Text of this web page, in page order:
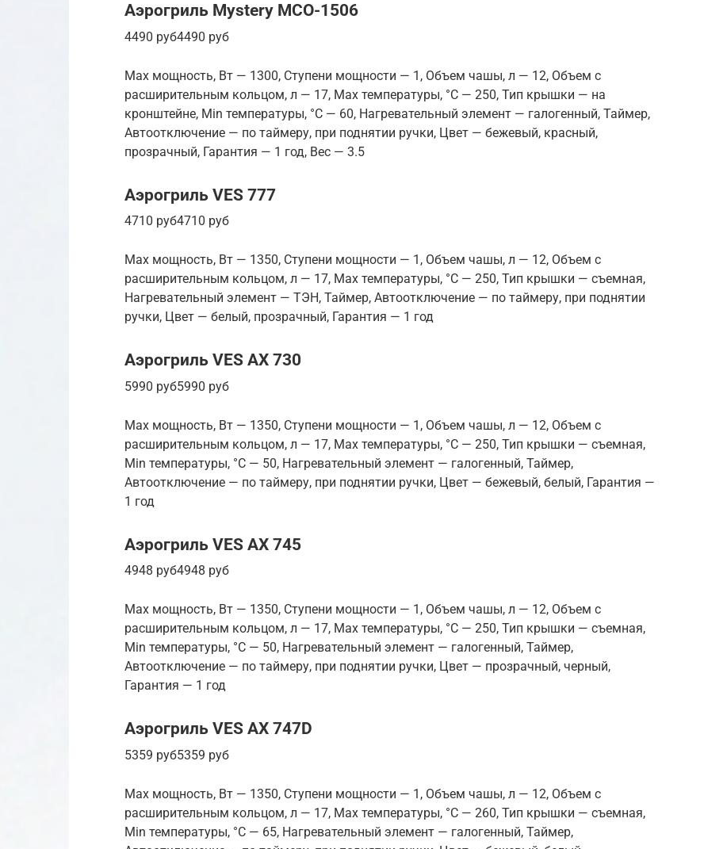
Аэрогриль Mystery MCO-1506
4490 руб4490 руб
Max мощность, Вт — 1300, Ступени мощности — 1, Объем чашы, л — 12, Объем с
расширительным кольцом, л — 17, Max температуры, °С — 250, Тип крышки — на
кронштейне, Min температуры, °С — 60, Нагревательный элемент — галогенный, Таймер,
Автоотключение — по таймеру, при поднятии ручки, Цвет — бежевый, красный,
прозрачный, Гарантия — 1 год, Вес — 3.5
Аэрогриль VES 777
4710 руб4710 руб
Max мощность, Вт — 1350, Ступени мощности — 1, Объем чашы, л — 12, Объем с
расширительным кольцом, л — 17, Max температуры, °С — 250, Тип крышки — съемная,
Нагревательный элемент — ТЭН, Таймер, Автоотключение — по таймеру, при поднятии
ручки, Цвет — белый, прозрачный, Гарантия — 1 год
Аэрогриль VES AX 730
5990 руб5990 руб
Max мощность, Вт — 1350, Ступени мощности — 1, Объем чашы, л — 12, Объем с
расширительным кольцом, л — 17, Max температуры, °С — 250, Тип крышки — съемная,
Min температуры, °С — 50, Нагревательный элемент — галогенный, Таймер,
Автоотключение — по таймеру, при поднятии ручки, Цвет — бежевый, белый, Гарантия —
1 год
Аэрогриль VES AX 745
4948 руб4948 руб
Max мощность, Вт — 1350, Ступени мощности — 1, Объем чашы, л — 12, Объем с
расширительным кольцом, л — 17, Max температуры, °С — 250, Тип крышки — съемная,
Min температуры, °С — 50, Нагревательный элемент — галогенный, Таймер,
Автоотключение — по таймеру, при поднятии ручки, Цвет — прозрачный, черный,
Гарантия — 1 год
Аэрогриль VES AX 747D
5359 руб5359 руб
Max мощность, Вт — 1350, Ступени мощности — 1, Объем чашы, л — 12, Объем с
расширительным кольцом, л — 17, Max температуры, °С — 260, Тип крышки — съемная,
Min температуры, °С — 65, Нагревательный элемент — галогенный, Таймер,